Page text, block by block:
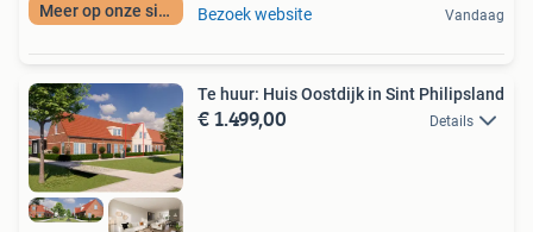
Meer op onze site Bezoek website Vandaag
Te huur: Huis Oostdijk in Sint Philipsland
€ 1.499,00 Details